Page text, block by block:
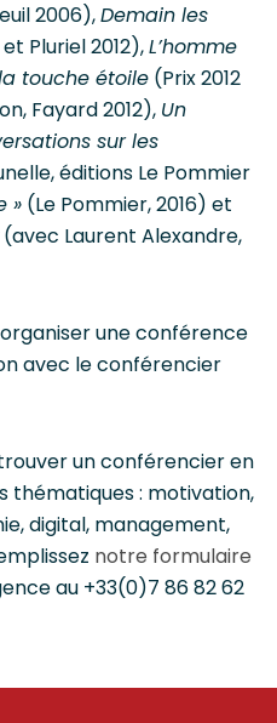
2006),Demain les
Pluriel 2012),L’homme
touche étoile (Prix 2012
Fayard 2012), Un
sur les
éditions Le Pommier
» (Le Pommier, 2016) et
(avec Laurent Alexandre,
une conférence
avec le conférencier
un conférencier en
thématiques : motivation,
digital, management,
notre formulaire
au +33(0)7 86 82 62